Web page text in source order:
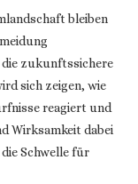
bleiben
zukunftssichere
sich zeigen, wie
reagiert und
Wirksamkeit dabei
Schwelle für